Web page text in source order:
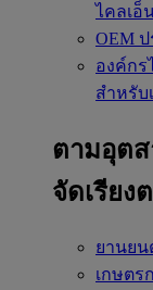
ไคลเอ็
OEM
องค์กร
สำหรับ
ตามอุต
จัดเรียง
ยานยน
เกษตร